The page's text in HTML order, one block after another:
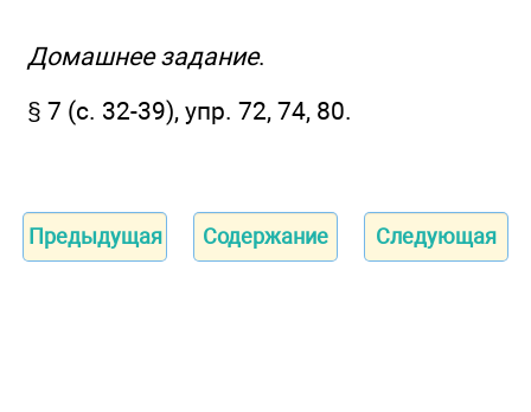
Домашнее задание.
§ 7 (с. 32-39), упр. 72, 74, 80.
Предыдущая Содержание Следующая